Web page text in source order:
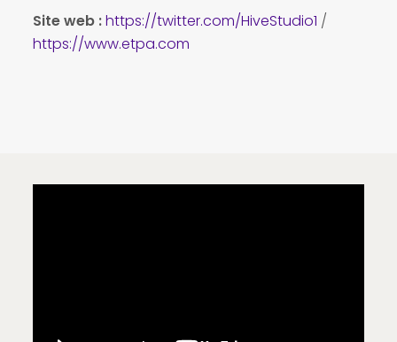
Site web :https://twitter.com/HiveStudio1 /
https://www.etpa.com